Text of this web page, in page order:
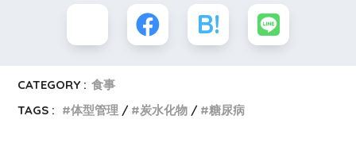
CATEGORY : 食事
TAGS :
体型管理 炭水化物 糖尿病